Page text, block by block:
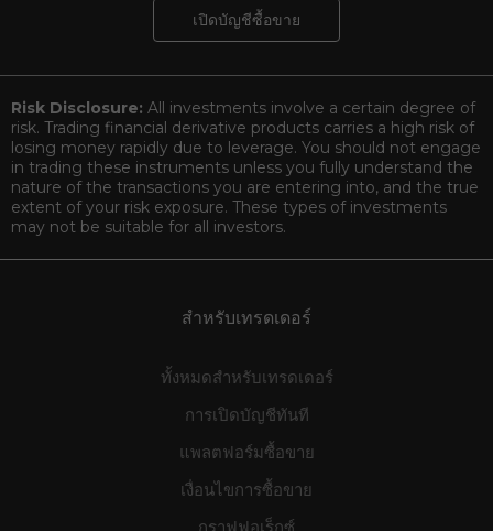
เปิดบัญชีซื้อขาย
Risk Disclosure: All investments involve a certain degree of
risk. Trading financial derivative products carries a high risk of
losing money rapidly due to leverage. You should not engage
in trading these instruments unless you fully understand the
nature of the transactions you are entering into, and the true
extent of your risk exposure. These types of investments
may not be suitable for all investors.
สำหรับเทรดเดอร์
ทั้งหมดสำหรับเทรดเดอร์
การเปิดบัญชีทันที
แพลตฟอร์มซื้อขาย
เงื่อนไขการซื้อขาย
กราฟฟอเร็กซ์